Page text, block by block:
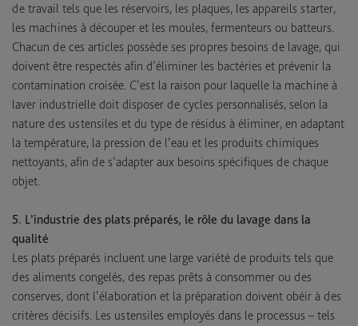
de travail tels que les réservoirs, les plaques, les appareils starter,
les machines à découper et les moules, fermenteurs ou batteurs.
Chacun de ces articles possède ses propres besoins de lavage, qui
doivent être respectés afin d’éliminer les bactéries et prévenir la
contamination croisée. C’est la raison pour laquelle la machine à
laver industrielle doit disposer de cycles personnalisés, selon la
nature des ustensiles et du type de résidus à éliminer, en adaptant
la température, la pression de l’eau et les produits chimiques
nettoyants, afin de s’adapter aux besoins spécifiques de chaque
objet.
5. L’industrie des plats préparés, le rôle du lavage dans la
qualité
Les plats préparés incluent une large variété de produits tels que
des aliments congelés, des repas prêts à consommer ou des
conserves, dont l’élaboration et la préparation doivent obéir à des
critères décisifs. Les ustensiles employés dans le processus – tels